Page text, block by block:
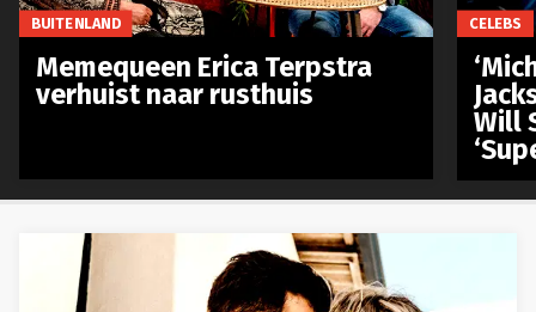
BUITENLAND
Memequeen Erica Terpstra
verhuist naar rusthuis
CELEBS
Will